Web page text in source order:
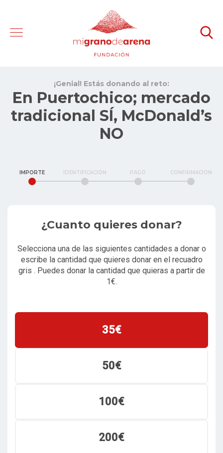
¡Genial! Estás donando al reto:
En Puertochico; mercado
tradicional SÍ, McDonald’s
NO
IMPORTE IDENTIFICACIÓN PAGO CONFIRMACIÓN
¿Cuanto quieres donar?
Selecciona una de las siguientes cantidades a donar o
escribe la cantidad que quieres donar en el recuadro
gris . Puedes donar la cantidad que quieras a partir de
1€.
35€
50€
100€
200€